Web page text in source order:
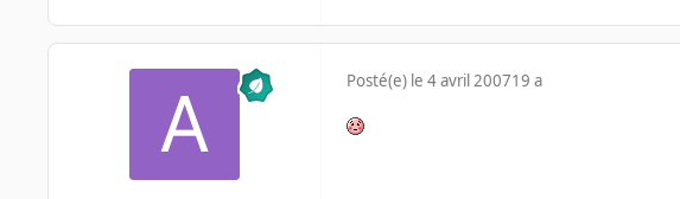
Posté(e) le 4 avril 200719 a